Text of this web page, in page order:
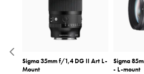
Sigma 35mm f/1,4 DG II Art L-
Mount
Sigma
- L-mount